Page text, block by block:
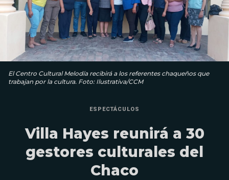
El Centro Cultural Melodía recibirá a los referentes chaqueños que
trabajan por la cultura. Foto: Ilustrativa/CCM
ESPECTÁCULOS
Villa Hayes reunirá a 30
gestores culturales del
Chaco